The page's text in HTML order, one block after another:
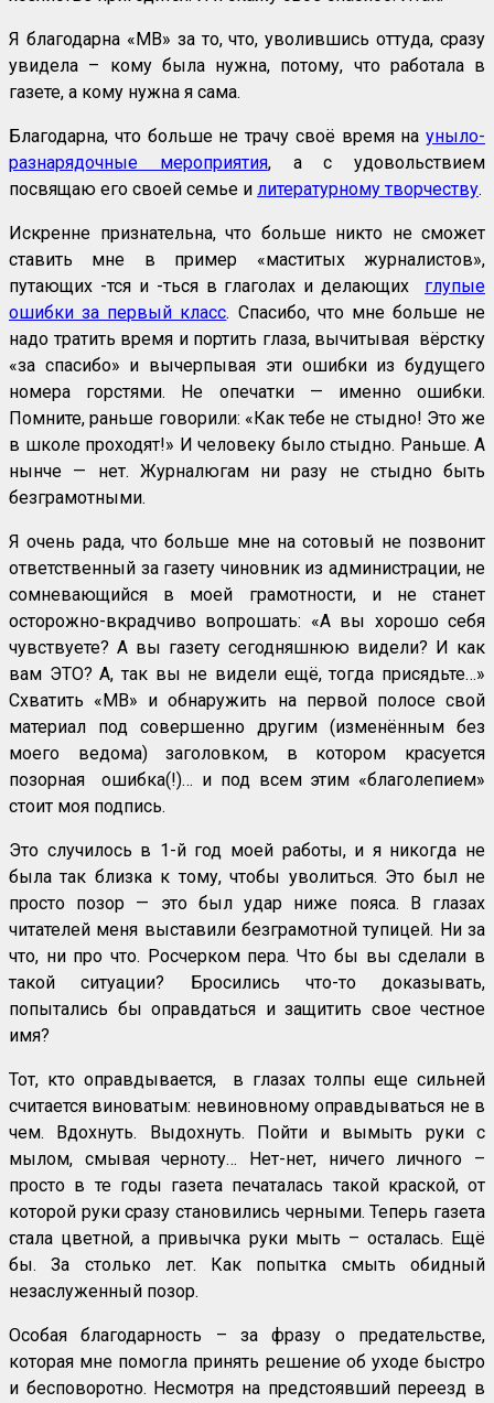
Я благодарна «МВ» за то, что, уволившись оттуда, сразу
увидела – кому была нужна, потому, что работала в
газете, а кому нужна я сама.
Благодарна, что больше не трачу своё время на уныло-
разнарядочные мероприятия, а с удовольствием
посвящаю его своей семье и литературному творчеству.
Искренне признательна, что больше никто не сможет
ставить мне в пример «маститых журналистов»,
путающих -тся и -ться в глаголах и делающих глупые
ошибки за первый класс. Спасибо, что мне больше не
надо тратить время и портить глаза, вычитывая вёрстку
«за спасибо» и вычерпывая эти ошибки из будущего
номера горстями. Не опечатки — именно ошибки.
Помните, раньше говорили: «Как тебе не стыдно! Это же
в школе проходят!» И человеку было стыдно. Раньше. А
нынче — нет. Журналюгам ни разу не стыдно быть
безграмотными.
Я очень рада, что больше мне на сотовый не позвонит
ответственный за газету чиновник из администрации, не
сомневающийся в моей грамотности, и не станет
осторожно-вкрадчиво вопрошать: «А вы хорошо себя
чувствуете? А вы газету сегодняшнюю видели? И как
вам ЭТО? А, так вы не видели ещё, тогда присядьте…»
Схватить «МВ» и обнаружить на первой полосе свой
материал под совершенно другим (изменённым без
моего ведома) заголовком, в котором красуется
позорная ошибка(!)… и под всем этим «благолепием»
стоит моя подпись.
Это случилось в 1-й год моей работы, и я никогда не
была так близка к тому, чтобы уволиться. Это был не
просто позор — это был удар ниже пояса. В глазах
читателей меня выставили безграмотной тупицей. Ни за
что, ни про что. Росчерком пера. Что бы вы сделали в
такой ситуации? Бросились что-то доказывать,
попытались бы оправдаться и защитить свое честное
имя?
Тот, кто оправдывается, в глазах толпы еще сильней
считается виноватым: невиновному оправдываться не в
чем. Вдохнуть. Выдохнуть. Пойти и вымыть руки с
мылом, смывая черноту… Нет-нет, ничего личного –
просто в те годы газета печаталась такой краской, от
которой руки сразу становились черными. Теперь газета
стала цветной, а привычка руки мыть – осталась. Ещё
бы. За столько лет. Как попытка смыть обидный
незаслуженный позор.
Особая благодарность – за фразу о предательстве,
которая мне помогла принять решение об уходе быстро
и бесповоротно. Несмотря на предстоявший переезд в